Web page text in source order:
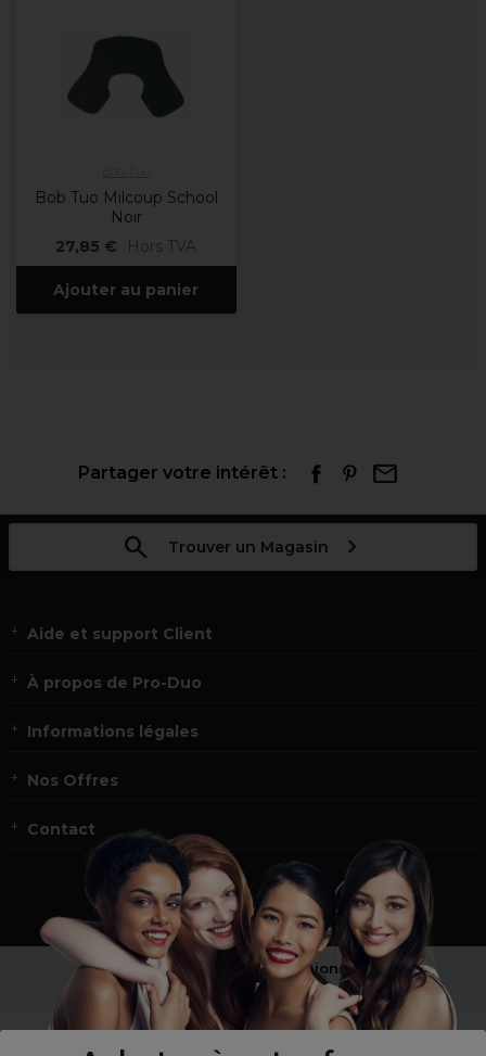
Bob Tuo Milcoup School
Noir
27,85 €
Hors TVA
Ajouter au panier
Partager votre intérêt :
Trouver un Magasin
Aide et support Client
À propos de Pro-Duo
Informations légales
Nos Offres
Contact
Vous n’êtes pas un professionnel ?
Visitez notre site pourles particuliers !